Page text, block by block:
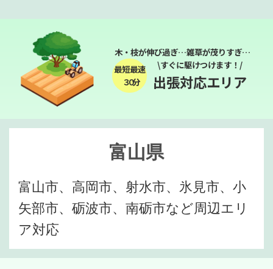
木・枝が伸び過ぎ…雑草が茂りすぎ…
最短最速
３０分
\すぐに駆けつけます！/
出張対応エリア
富山県
富山市、高岡市、射水市、氷見市、小
矢部市、砺波市、南砺市など周辺エリ
ア対応